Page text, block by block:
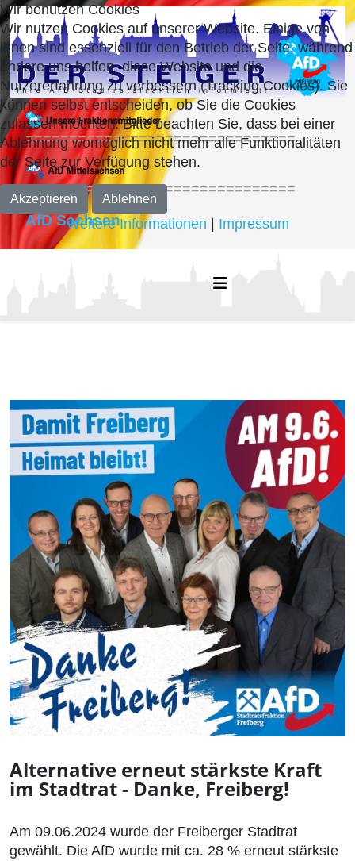
===============================
===============================
AfD Sachsen
Alternative erneut stärkste Kraft
im Stadtrat - Danke, Freiberg!
Am 09.06.2024 wurde der Freiberger Stadtrat
gewählt. Die AfD wurde mit ca. 28 % erneut stärkste
Wir benutzen Cookies
Wir nutzen Cookies auf unserer Website. Einige von
ihnen sind essenziell für den Betrieb der Seite, während
andere uns helfen, diese Website und die
Nutzererfahrung zu verbessern (Tracking Cookies). Sie
können selbst entscheiden, ob Sie die Cookies
zulassen möchten. Bitte beachten Sie, dass bei einer
Ablehnung womöglich nicht mehr alle Funktionalitäten
der Seite zur Verfügung stehen.
Akzeptieren Ablehnen
Weitere Informationen Impressum